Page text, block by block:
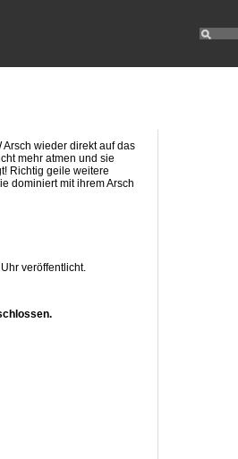
wieder direkt auf das
mehr atmen und sie
Richtig geile weitere
dominiert mit ihrem Arsch
veröffentlicht.